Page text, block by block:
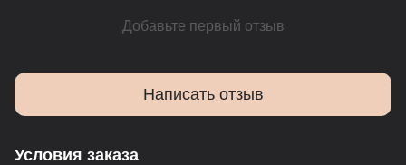
Добавьте первый отзыв
Написать отзыв
Условия заказа